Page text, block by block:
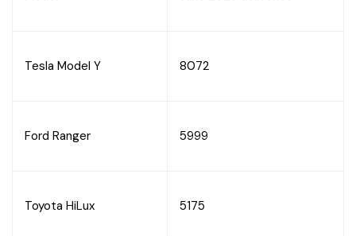
Tesla Model Y 8072
Ford Ranger 5999
Toyota HiLux 5175